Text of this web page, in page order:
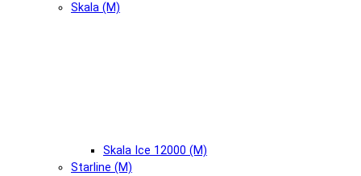
Skala (М)
Skala Ice 12000 (М)
Starline (М)